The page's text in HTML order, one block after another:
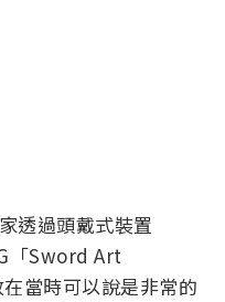
透過頭戴式裝置
「Sword Art
當時可以說是非常的